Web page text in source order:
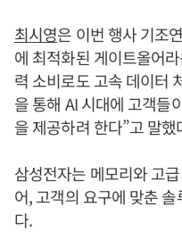
최시영은 이번 행사 기조
에 최적화된 게이트올어
력 소비로도 고속 데이터
을 통해 AI 시대에 고객들
을 제공하려 한다”고 말했
삼성전자는 메모리와 고
어, 고객의 요구에 맞춘
다.